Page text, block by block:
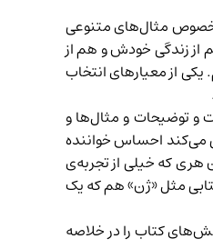
خصوص مثال‌های متنوعی
از زندگی خودش و هم از
از معیارهای انتخاب
و توضیحات و مثال‌ها و
می‌کند احساس خواننده
هری که خیلی از تجربه‌ی
مثل «ژن» هم که یک
کتاب را در خلاصه‌